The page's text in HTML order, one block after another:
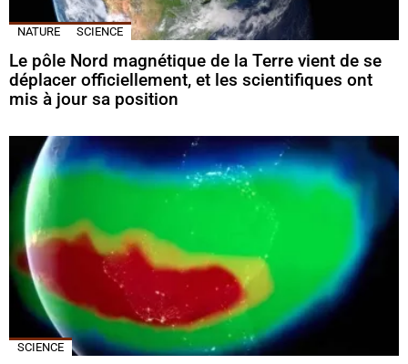
NATURE SCIENCE
Le pôle Nord magnétique de la Terre vient de se
déplacer officiellement, et les scientifiques ont
mis à jour sa position
SCIENCE